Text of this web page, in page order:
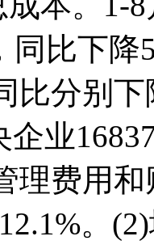
同比下
比分别
企业
理费用
。